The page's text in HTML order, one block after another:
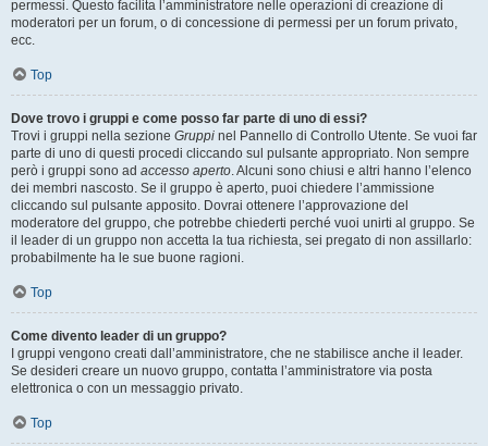
permessi. Questo facilita l’amministratore nelle operazioni di creazione di
moderatori per un forum, o di concessione di permessi per un forum privato,
ecc.
Top
Dove trovo i gruppi e come posso far parte di uno di essi?
Trovi i gruppi nella sezione Gruppi nel Pannello di Controllo Utente. Se vuoi far
parte di uno di questi procedi cliccando sul pulsante appropriato. Non sempre
però i gruppi sono ad accesso aperto. Alcuni sono chiusi e altri hanno l’elenco
dei membri nascosto. Se il gruppo è aperto, puoi chiedere l’ammissione
cliccando sul pulsante apposito. Dovrai ottenere l’approvazione del
moderatore del gruppo, che potrebbe chiederti perché vuoi unirti al gruppo. Se
il leader di un gruppo non accetta la tua richiesta, sei pregato di non assillarlo:
probabilmente ha le sue buone ragioni.
Top
Come divento leader di un gruppo?
I gruppi vengono creati dall’amministratore, che ne stabilisce anche il leader.
Se desideri creare un nuovo gruppo, contatta l’amministratore via posta
elettronica o con un messaggio privato.
Top